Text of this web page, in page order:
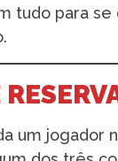
tudo para se
um jogador